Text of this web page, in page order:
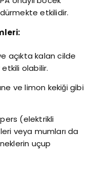
etkilidir.
açıkta kalan cilde
olabilir.
ve limon kekiği gibi
(elektrikli
veya mumları da
uçup